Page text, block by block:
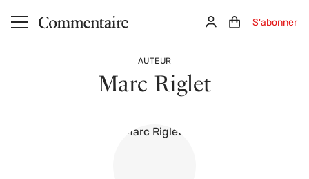
Aller au contenu principal ConnexionPanier (0)
S'abonner
AUTEUR
Marc Riglet